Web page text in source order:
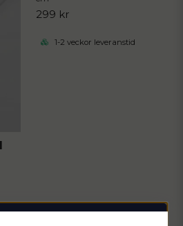
299 kr
1-2 veckor leveranstid